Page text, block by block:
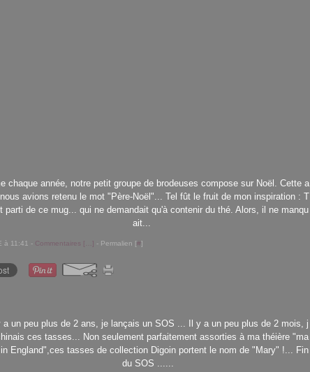
chaque année, notre petit groupe de brodeuses compose sur Noël. Cette a
avions retenu le mot "Père-Noël"... Tel fût le fruit de mon inspiration : T
parti de ce mug... qui ne demandait qu'à contenir du thé. Alors, il ne manqu
ait...
à 11:41 - Commentaires [ ] - Permalien [#]
a un peu plus de 2 ans, je lançais un SOS ... Il y a un peu plus de 2 mois, j
ces tasses... Non seulement parfaitement assorties à ma théière "ma
England",ces tasses de collection Digoin portent le nom de "Mary" !... Fin
du SOS ......